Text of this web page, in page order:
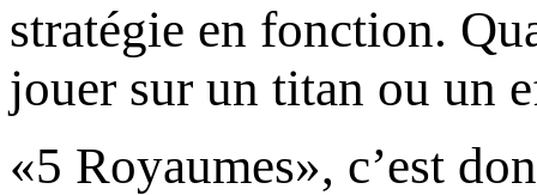
stratégie en fonction.
jouer sur un titan ou un
«5 Royaumes», c’est